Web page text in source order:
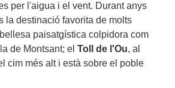
per l'aigua i el vent. Durant anys
la destinació favorita de molts
paisatgística colpidora com
de Montsant; el Toll de l'Ou, al
cim més alt i està sobre el poble